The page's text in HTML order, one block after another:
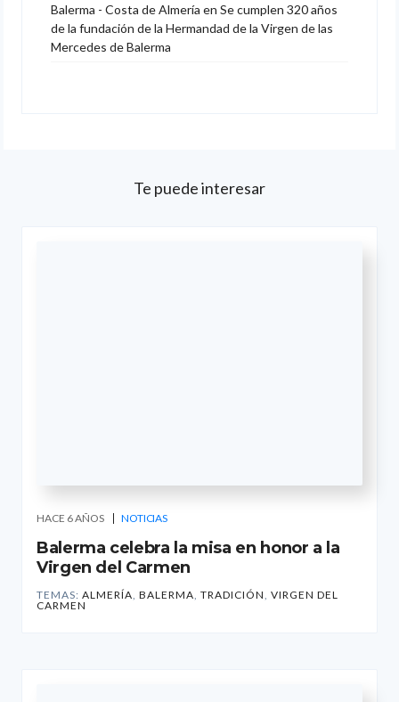
Balerma - Costa de Almería en Se cumplen 320 años
de la fundación de la Hermandad de la Virgen de las
Mercedes de Balerma
Te puede interesar
HACE 6 AÑOS NOTICIAS
Balerma celebra la misa en honor a la
Virgen del Carmen
TEMAS: ALMERÍA, BALERMA, TRADICIÓN, VIRGEN DEL
CARMEN